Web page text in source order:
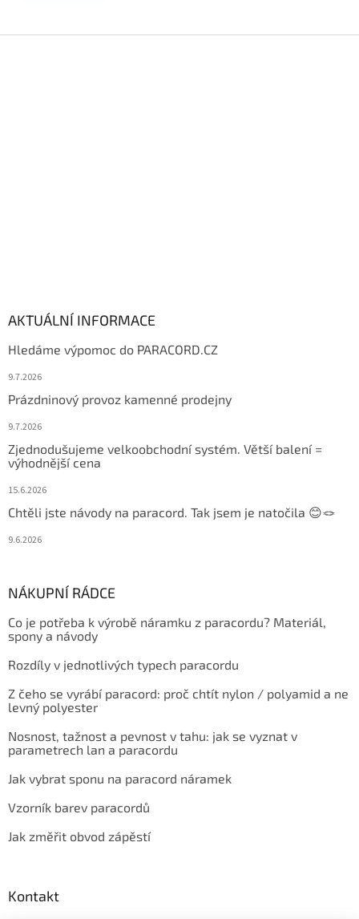
AKTUÁLNÍ INFORMACE
Hledáme výpomoc do PARACORD.CZ
9.7.2026
Prázdninový provoz kamenné prodejny
9.7.2026
Zjednodušujeme velkoobchodní systém. Větší balení =
výhodnější cena
15.6.2026
Chtěli jste návody na paracord. Tak jsem je natočila 😊🪢
9.6.2026
NÁKUPNÍ RÁDCE
Co je potřeba k výrobě náramku z paracordu? Materiál,
spony a návody
Rozdíly v jednotlivých typech paracordu
Z čeho se vyrábí paracord: proč chtít nylon / polyamid a ne
levný polyester
Nosnost, tažnost a pevnost v tahu: jak se vyznat v
parametrech lan a paracordu
Jak vybrat sponu na paracord náramek
Vzorník barev paracordů
Jak změřit obvod zápěstí
Kontakt